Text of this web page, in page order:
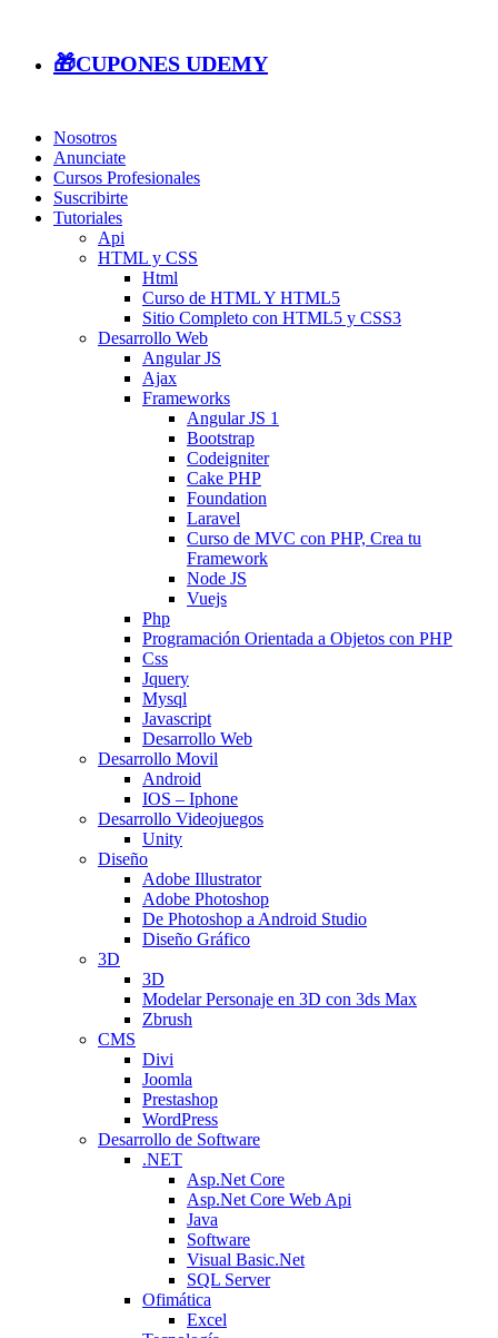
🎁CUPONES UDEMY
Nosotros
Anunciate
Cursos Profesionales
Suscribirte
Tutoriales
Api
HTML y CSS
Html
Curso de HTML Y HTML5
Sitio Completo con HTML5 y CSS3
Desarrollo Web
Angular JS
Ajax
Frameworks
Angular JS 1
Bootstrap
Codeigniter
Cake PHP
Foundation
Laravel
Curso de MVC con PHP, Crea tu
Framework
Node JS
Vuejs
Php
Programación Orientada a Objetos con PHP
Css
Jquery
Mysql
Javascript
Desarrollo Web
Desarrollo Movil
Android
IOS – Iphone
Desarrollo Videojuegos
Unity
Diseño
Adobe Illustrator
Adobe Photoshop
De Photoshop a Android Studio
Diseño Gráfico
3D
3D
Modelar Personaje en 3D con 3ds Max
Zbrush
CMS
Divi
Joomla
Prestashop
WordPress
Desarrollo de Software
.NET
Asp.Net Core
Asp.Net Core Web Api
Java
Software
Visual Basic.Net
SQL Server
Ofimática
Excel